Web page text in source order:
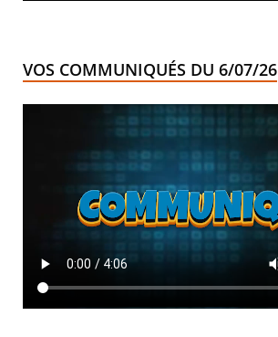
VOS COMMUNIQUÉS DU 6/07/26